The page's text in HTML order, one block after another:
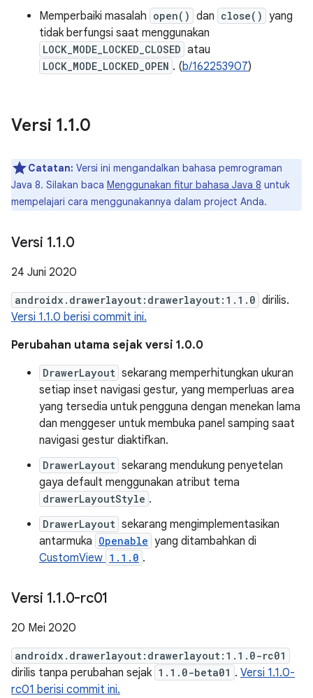
Memperbaiki masalah open() dan close() yang
tidak berfungsi saat menggunakan
LOCK_MODE_LOCKED_CLOSED atau
LOCK_MODE_LOCKED_OPEN . (b/162253907)
Versi 1.1.0
Catatan: Versi ini mengandalkan bahasa pemrograman
Java 8. Silakan baca Menggunakan fitur bahasa Java 8 untuk
mempelajari cara menggunakannya dalam project Anda.
Versi 1.1.0
24 Juni 2020
androidx.drawerlayout:drawerlayout:1.1.0 dirilis.
Versi 1.1.0 berisi commit ini.
Perubahan utama sejak versi 1.0.0
DrawerLayout sekarang memperhitungkan ukuran
setiap inset navigasi gestur, yang memperluas area
yang tersedia untuk pengguna dengan menekan lama
dan menggeser untuk membuka panel samping saat
navigasi gestur diaktifkan.
DrawerLayout sekarang mendukung penyetelan
gaya default menggunakan atribut tema
drawerLayoutStyle .
DrawerLayout sekarang mengimplementasikan
antarmuka Openable yang ditambahkan di
CustomView 1.1.0 .
Versi 1.1.0-rc01
20 Mei 2020
androidx.drawerlayout:drawerlayout:1.1.0-rc01
dirilis tanpa perubahan sejak 1.1.0-beta01 . Versi 1.1.0-
rc01 berisi commit ini.